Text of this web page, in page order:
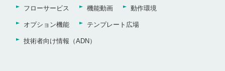
フローサービス 機能動画 動作環境
オプション機能 テンプレート広場
技術者向け情報（ADN）